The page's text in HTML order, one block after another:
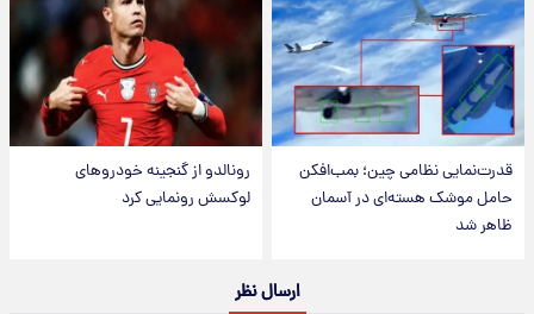
قدرت‌نمایی نظامی چین؛ بمب‌افکن
حامل موشک هسته‌ای در آسمان
ظاهر شد
رونالدو از گنجینه خودروهای
لوکسش رونمایی کرد
ارسال نظر